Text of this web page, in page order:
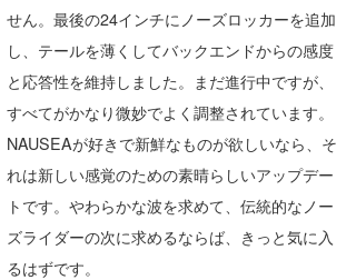
せん。最後の24インチにノーズロッカーを追加
し、テールを薄くしてバックエンドからの感度
と応答性を維持しました。まだ進行中ですが、
すべてがかなり微妙でよく調整されています。
NAUSEAが好きで新鮮なものが欲しいなら、そ
れは新しい感覚のための素晴らしいアップデー
トです。やわらかな波を求めて、伝統的なノー
ズライダーの次に求めるならば、きっと気に入
るはずです。